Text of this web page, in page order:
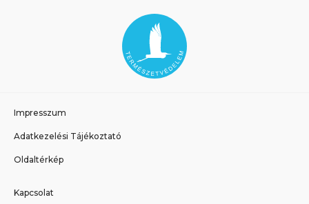
Impresszum
Adatkezelési Tájékoztató
Oldaltérkép
Kapcsolat